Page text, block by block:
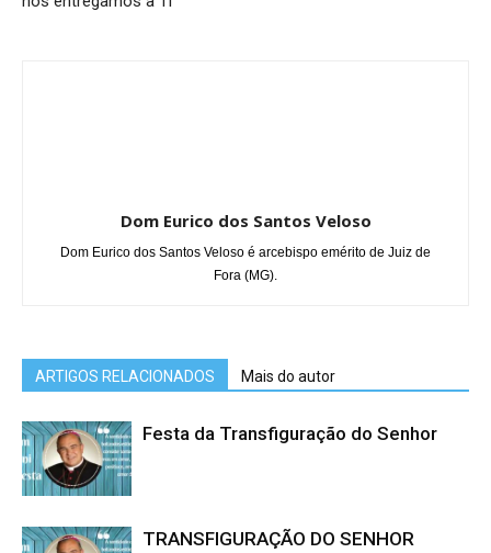
Dom Eurico dos Santos Veloso
Dom Eurico dos Santos Veloso é arcebispo emérito de Juiz de
Fora (MG).
ARTIGOS RELACIONADOS Mais do autor
Festa da Transfiguração do Senhor
TRANSFIGURAÇÃO DO SENHOR